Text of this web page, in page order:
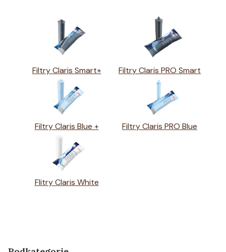
Filtry Claris Smart+ Filtry Claris PRO Smart
Filtry Claris Blue + Filtry Claris PRO Blue
Flitry Claris White